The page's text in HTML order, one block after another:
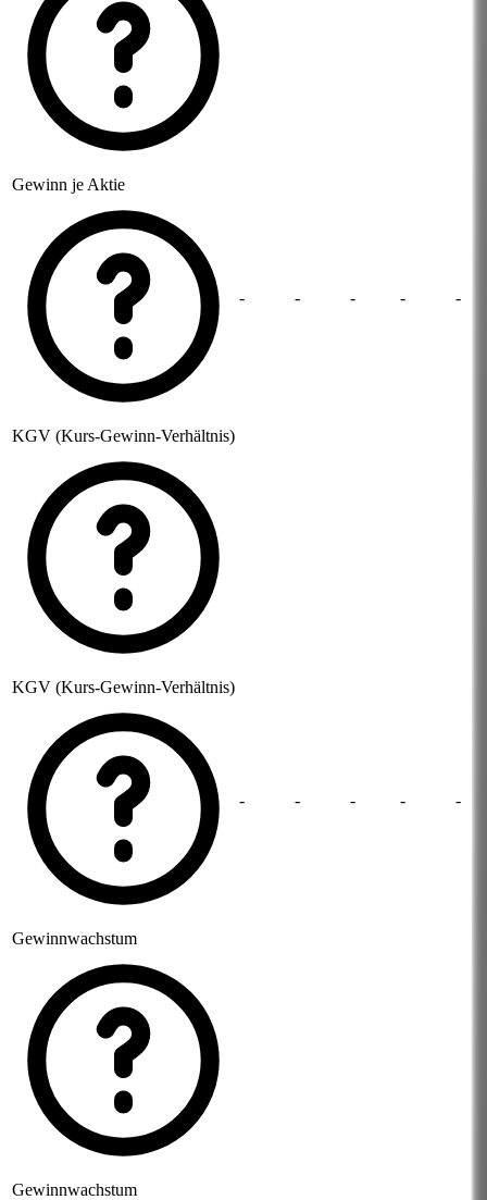
Gewinn je Aktie
- - - - -
KGV (Kurs-Gewinn-Verhältnis)
KGV (Kurs-Gewinn-Verhältnis)
- - - - -
Gewinnwachstum
Gewinnwachstum